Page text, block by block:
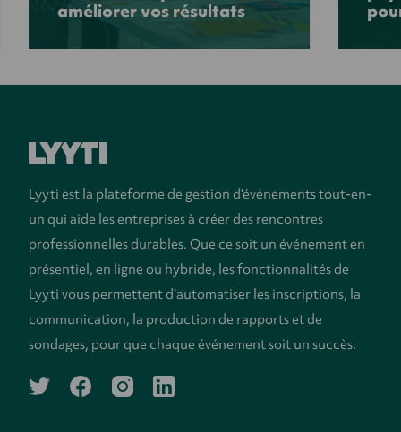
améliorer vos résultats
Lyyti est la plateforme de gestion d'événements tout-en-
un qui aide les entreprises à créer des rencontres
professionnelles durables. Que ce soit un événement en
présentiel, en ligne ou hybride, les fonctionnalités de
Lyyti vous permettent d'automatiser les inscriptions, la
communication, la production de rapports et de
sondages, pour que chaque événement soit un succès.
twitterfacebookinstagramlinkedin